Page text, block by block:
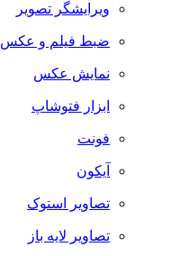
ویرایشگر تصویر
ضبط فيلم و عكس
نمایش عکس
ابزار فتوشاپ
فونت
آیکون
تصاویر استوک
تصاویر لایه باز